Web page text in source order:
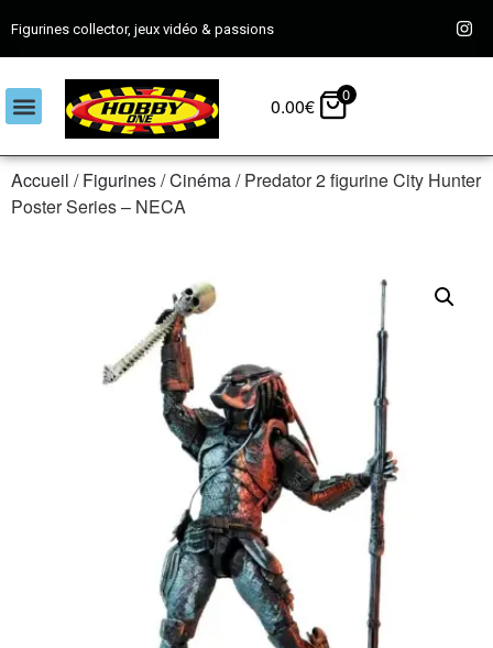
Figurines collector, jeux vidéo & passions
0.00€ 0
Accueil /Figurines/Cinéma/ Predator 2 figurine City Hunter
Poster Series – NECA